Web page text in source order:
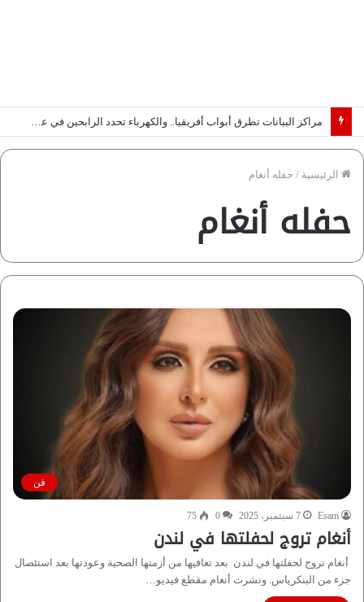
مراكز البيانات تطرق أبواب أفريقيا.. والكهرباء تحدد الرابحين في عصر الذكاء الاصطناعي | دراسة لـ”فاروس”
الرئيسية / حفله أنغام
حفله أنغام
فن
Esam 7 سبتمبر، 2025 0
75
أنغام تروج لحفلتها في لندن
أنغام تروج لحفلتها في لندن بعد تعافيها من أزمتها الصحية وعودتها بعد استئصال
جزء من البنكرياس. ونشرت أنغام مقطع فيديو…